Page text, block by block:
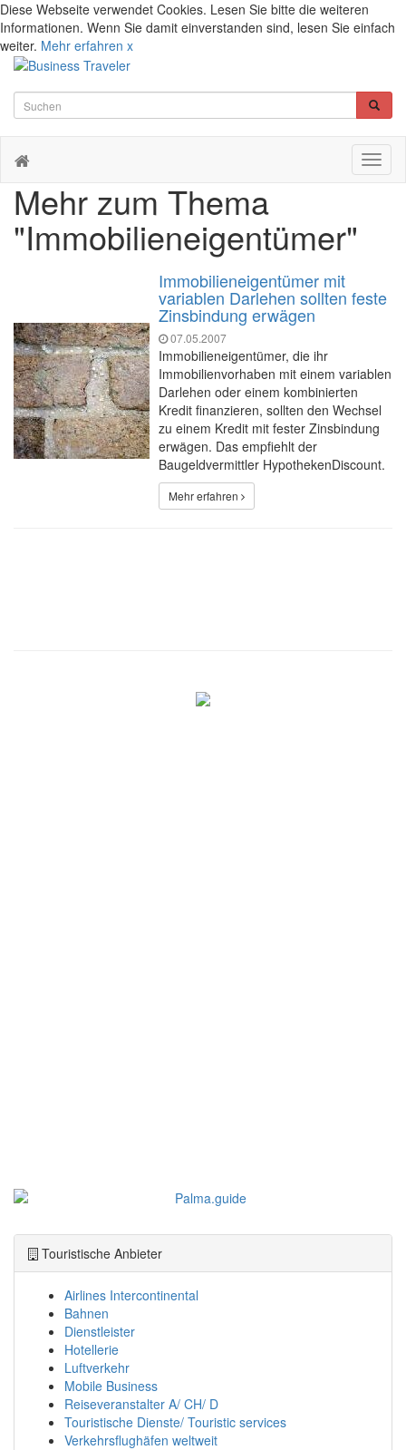
Diese Webseite verwendet Cookies. Lesen Sie bitte die weiteren
Informationen. Wenn Sie damit einverstanden sind, lesen Sie einfach
weiter. Mehr erfahren x
Mehr zum Thema
"Immobilieneigentümer"
Immobilieneigentümer mit
variablen Darlehen sollten feste
Zinsbindung erwägen
07.05.2007
Immobilieneigentümer, die ihr
Immobilienvorhaben mit einem variablen
Darlehen oder einem kombinierten
Kredit finanzieren, sollten den Wechsel
zu einem Kredit mit fester Zinsbindung
erwägen. Das empfiehlt der
Baugeldvermittler HypothekenDiscount.
Mehr erfahren
Touristische Anbieter
Airlines Intercontinental
Bahnen
Dienstleister
Hotellerie
Luftverkehr
Mobile Business
Reiseveranstalter A/ CH/ D
Touristische Dienste/ Touristic services
Verkehrsflughäfen weltweit